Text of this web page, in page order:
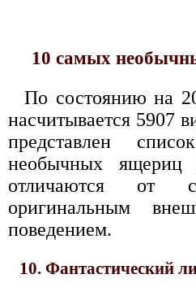
10 самых
По состоянию на
насчитывается 5907
представлен
необычных
отличаются от
оригинальным
поведением.
10. Фантастический